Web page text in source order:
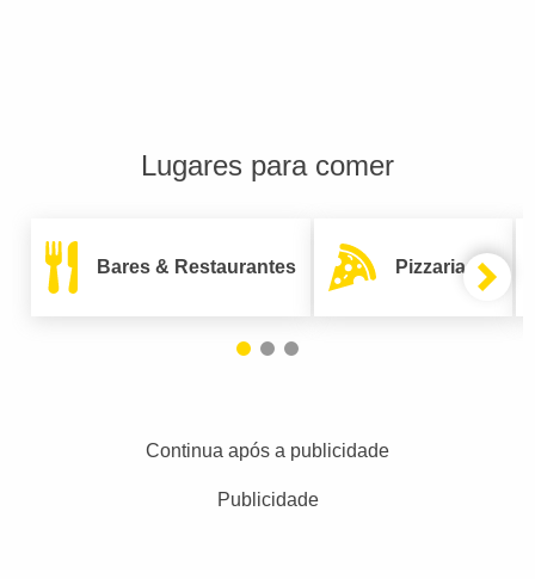
Lugares para comer
Bares & Restaurantes Pizzarias
Continua após a publicidade
Publicidade